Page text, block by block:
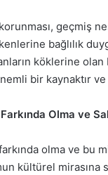
geçmiş
bağlılık
köklerine olan
bir kaynaktır
Olma ve
olma ve bu
kültürel mirasına